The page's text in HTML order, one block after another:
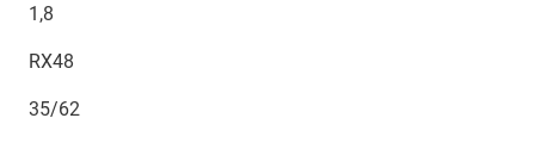
1,8
RX48
35/62